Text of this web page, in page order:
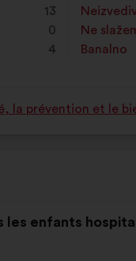
13
0
4
se
:
je
prijedlog
stavljena
:put
Ne
:put
Banalno
:put
la prévention et le
les enfants